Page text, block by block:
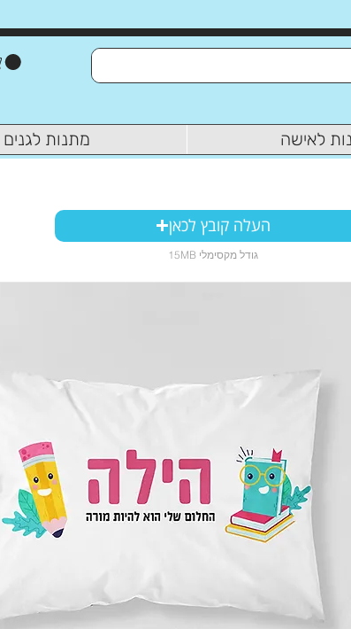
לאישה מתנות לגנים
העלה קובץ לכאן
15MB גודל מקסימלי